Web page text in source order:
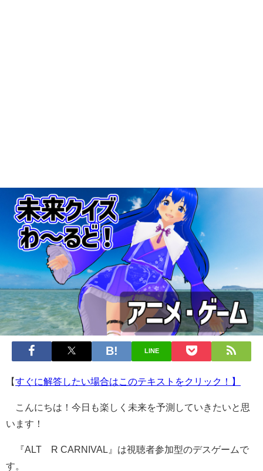
LINE
【すぐに解答したい場合はこのテキストをクリック！】
こんにちは！今日も楽しく未来を予測していきたいと思
います！
『ALTÆR CARNIVAL』は視聴者参加型のデスゲームで
す。